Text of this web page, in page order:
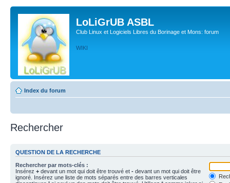
LoLiGrUB ASBL
Club Linux et Logiciels Libres du Borinage et Mons: forum
WIKI
Index du forum
Rechercher
QUESTION DE LA RECHERCHE
Rechercher par mots-clés :
Insérez + devant un mot qui doit être trouvé et - devant un mot qui doit être
ignoré. Insérez une liste de mots séparés entre des barres verticales